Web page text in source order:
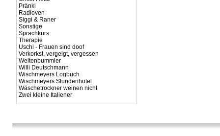
Pränki
Radioven
Siggi & Raner
Sonstige
Sprachkurs
Therapie
Uschi - Frauen sind doof
Verkorkst, vergeigt, vergessen
Weltenbummler
Willi Deutschmann
Wischmeyers Logbuch
Wischmeyers Stundenhotel
Wäschetrockner weinen nicht
Zwei kleine Italiener